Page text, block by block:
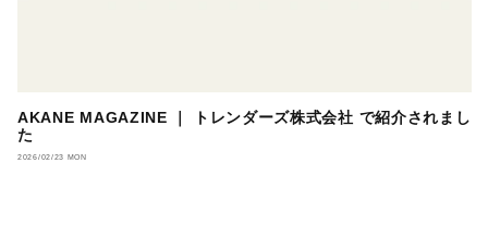
AKANE MAGAZINE ｜ トレンダーズ株式会社 で紹介されまし
た
2026/02/23 MON